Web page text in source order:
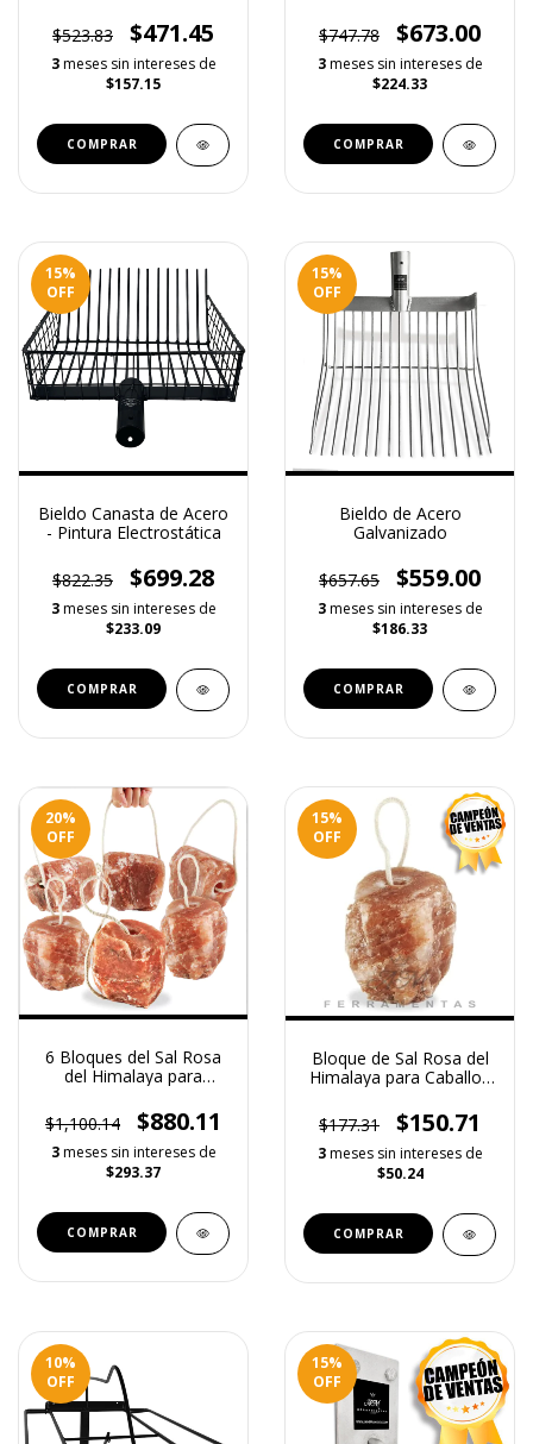
$523.83 $471.45
3 meses sin intereses de
$157.15
$747.78 $673.00
3 meses sin intereses de
$224.33
15%
OFF
Bieldo Canasta de Acero
- Pintura Electrostática
$822.35 $699.28
3 meses sin intereses de
$233.09
15%
OFF
Bieldo de Acero
Galvanizado
$657.65 $559.00
3 meses sin intereses de
$186.33
20%
OFF
6 Bloques del Sal Rosa
del Himalaya para
kgs)
$1,100.14 $880.11
3 meses sin intereses de
$293.37
15%
OFF
Bloque de Sal Rosa del
Himalaya para Caballos
$177.31
$150.71
3 meses sin intereses de
$50.24
10%
OFF
15%
OFF